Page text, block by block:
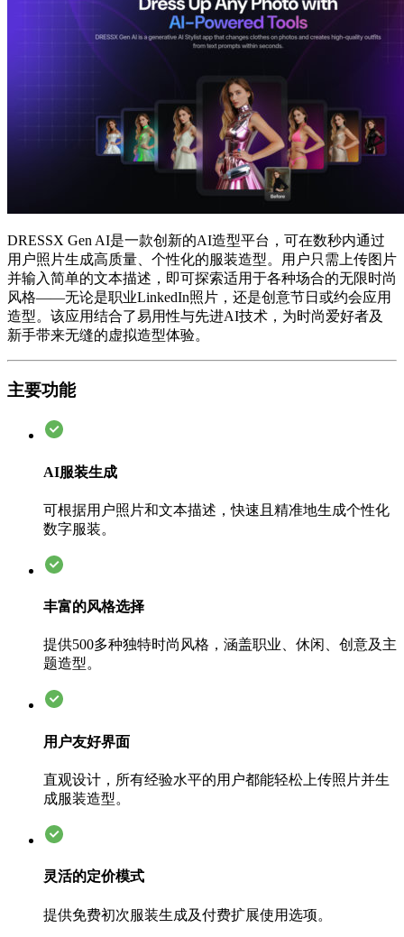
DRESSX Gen AI是一款创新的AI造型平台，可在数秒内通过
用户照片生成高质量、个性化的服装造型。用户只需上传图片
并输入简单的文本描述，即可探索适用于各种场合的无限时尚
风格——无论是职业LinkedIn照片，还是创意节日或约会应用
造型。该应用结合了易用性与先进AI技术，为时尚爱好者及
新手带来无缝的虚拟造型体验。
主要功能
AI服装生成
可根据用户照片和文本描述，快速且精准地生成个性化
数字服装。
丰富的风格选择
提供500多种独特时尚风格，涵盖职业、休闲、创意及主
题造型。
用户友好界面
直观设计，所有经验水平的用户都能轻松上传照片并生
成服装造型。
灵活的定价模式
提供免费初次服装生成及付费扩展使用选项。